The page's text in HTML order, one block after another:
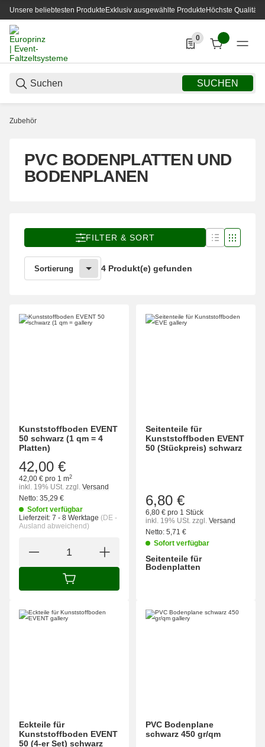
Unsere beliebtesten ProdukteExklusiv ausgewählte ProdukteHöchste Qualität
SUCHEN
0
0 Produkte in der
Zubehör
PVC BODENPLATTEN UND
BODENPLANEN
FILTER & SORT
Sortierung 4 Produkt(e) gefunden
Kunststoffboden EVENT
50 schwarz (1 qm = 4
Platten)
42,00 €
42,00 € pro 1 m2
inkl. 19% USt. zzgl. Versand
Netto: 35,29 €
Sofort verfügbar
Lieferzeit: 7 - 8 Werktage (DE -
Ausland abweichend)
IN DEN WARENKORB
Seitenteile für
Kunststoffboden EVENT
50 (Stückpreis) schwarz
6,80 €
6,80 € pro 1 Stück
inkl. 19% USt. zzgl. Versand
Netto: 5,71 €
Sofort verfügbar
Seitenteile für
Bodenplatten
Eckteile für
Kunststoffboden EVENT
50 (4-er Set) schwarz
PVC Bodenplane
schwarz 450 gr/qm